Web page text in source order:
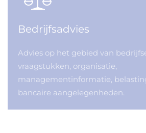
Bedrijfsadvies
Advies op het gebied van
vraagstukken, organisatie,
managementinformatie,
bancaire aangelegenheden.